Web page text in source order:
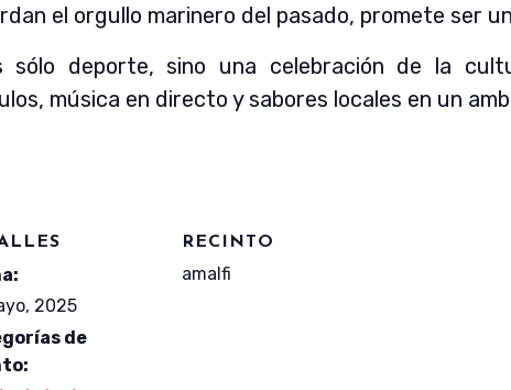
el orgullo marinero del pasado, promete ser
sólo deporte, sino una celebración de la
música en directo y sabores locales en un
2025
de
RECINTO
amalfi